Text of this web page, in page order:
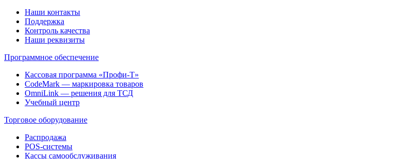
Наши контакты
Поддержка
Контроль качества
Наши реквизиты
Программное обеспечение
Кассовая программа «Профи-Т»
CodeMark — маркировка товаров
OmniLink — решения для ТСД
Учебный центр
Торговое оборудование
Распродажа
POS-системы
Кассы самообслуживания